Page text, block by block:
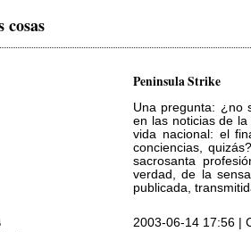
cosas
Peninsula Strike
Una pregunta: ¿no
en las noticias de
vida nacional: el
conciencias,
sacrosanta
verdad, de la
publicada,
2003-06-14 17:56 |